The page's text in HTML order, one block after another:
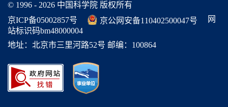
© 1996 - 2026 中国科学院 版权所有
京ICP备05002857号
京公网安备110402500047号
网
站标识码bm48000004
地址：北京市三里河路52号 邮编：100864